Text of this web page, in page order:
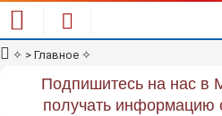
✧ > Главное ✧
Подпишитесь на нас в
получать информацию